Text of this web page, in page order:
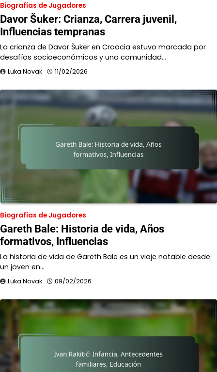
Biografías de Jugadores
Davor Šuker: Crianza, Carrera juvenil,
Influencias tempranas
La crianza de Davor Šuker en Croacia estuvo marcada por
desafíos socioeconómicos y una comunidad…
Luka Novak 11/02/2026
Biografías de Jugadores
Gareth Bale: Historia de vida, Años
formativos, Influencias
La historia de vida de Gareth Bale es un viaje notable desde
un joven en…
Luka Novak 09/02/2026